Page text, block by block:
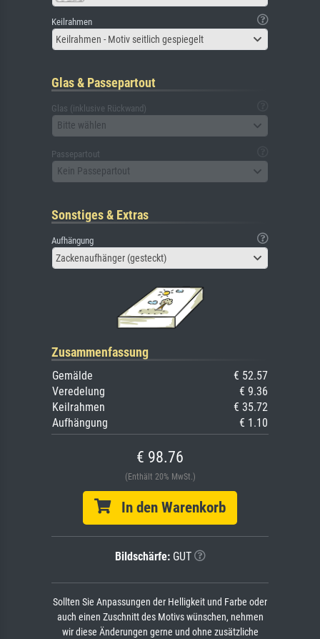
Keilrahmen
Keilrahmen - Motiv seitlich gespiegelt
Glas & Passepartout
Glas (inklusive Rückwand)
Bitte wählen
Passepartout
Kein Passepartout
Sonstiges & Extras
Aufhängung
Zackenaufhänger (gesteckt)
Zusammenfassung
Gemälde
€ 52.57
Veredelung
€ 9.36
Keilrahmen
€ 35.72
Aufhängung
€ 1.10
€ 98.76
(Enthält 20% MwSt.)
In den Warenkorb
Bildschärfe:GUT
Sollten Sie Anpassungen der Helligkeit und Farbe oder
auch einen Zuschnitt des Motivs wünschen, nehmen
wir diese Änderungen gerne und ohne zusätzliche